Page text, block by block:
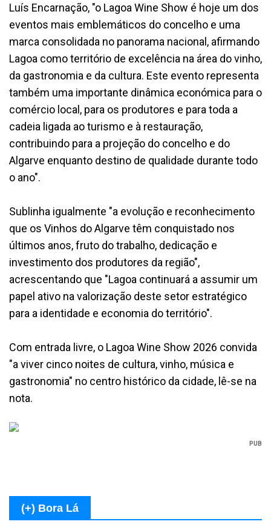
Luís Encarnação, "o Lagoa Wine Show é hoje um dos
eventos mais emblemáticos do concelho e uma
marca consolidada no panorama nacional, afirmando
Lagoa como território de excelência na área do vinho,
da gastronomia e da cultura. Este evento representa
também uma importante dinâmica económica para o
comércio local, para os produtores e para toda a
cadeia ligada ao turismo e à restauração,
contribuindo para a projeção do concelho e do
Algarve enquanto destino de qualidade durante todo
o ano".
Sublinha igualmente "a evolução e reconhecimento
que os Vinhos do Algarve têm conquistado nos
últimos anos, fruto do trabalho, dedicação e
investimento dos produtores da região",
acrescentando que "Lagoa continuará a assumir um
papel ativo na valorização deste setor estratégico
para a identidade e economia do território".
Com entrada livre, o Lagoa Wine Show 2026 convida
"a viver cinco noites de cultura, vinho, música e
gastronomia" no centro histórico da cidade, lê-se na
nota.
PUB
(+) Bora Lá